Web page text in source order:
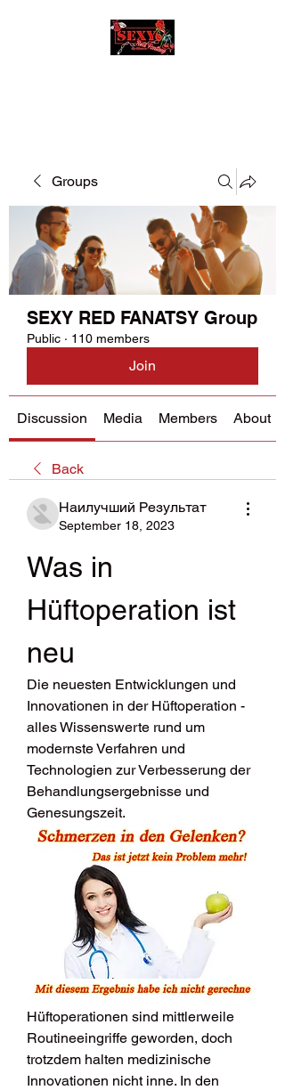
Groups
SEXY RED FANATSY Group
Public · 110 members
Join
Discussion Media Members About
Back
Наилучший Результат
September 18, 2023
Was in
Hüftoperation ist
neu
Die neuesten Entwicklungen und
Innovationen in der Hüftoperation -
alles Wissenswerte rund um
modernste Verfahren und
Technologien zur Verbesserung der
Behandlungsergebnisse und
Genesungszeit.
Hüftoperationen sind mittlerweile
Routineeingriffe geworden, doch
trotzdem halten medizinische
Innovationen nicht inne. In den